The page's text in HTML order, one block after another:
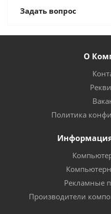
Задать вопрос
О
Политика
Рекламные
Производители